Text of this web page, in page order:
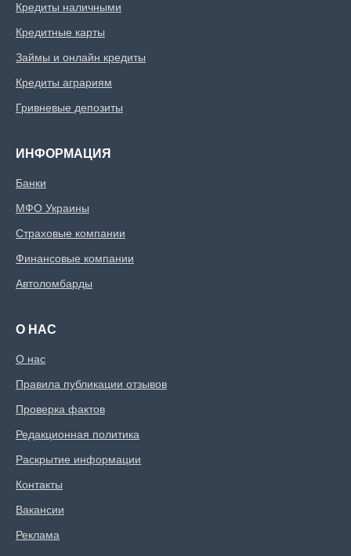
Кредиты наличными
Кредитные карты
Займы и онлайн кредиты
Кредиты аграриям
Гривневые депозиты
ИНФОРМАЦИЯ
Банки
МФО Украины
Страховые компании
Финансовые компании
Автоломбарды
О НАС
О нас
Правила публикации отзывов
Проверка фактов
Редакционная политика
Раскрытие информации
Контакты
Вакансии
Реклама